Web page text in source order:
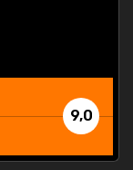
9,0